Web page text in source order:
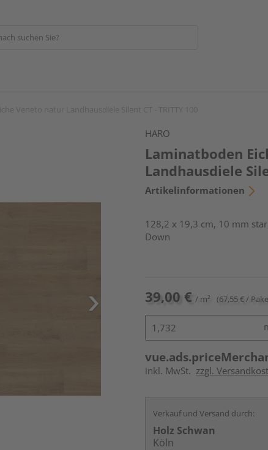
HARO
Laminatboden
Landhausdiele
Artikelinformationen
128,2 x 19,3 cm, 10 mm
Down
39,00 € / m² (67,55 € /
inkl. MwSt. zzgl.
Verkauf und Versand durch:
Holz Schwan
Köln